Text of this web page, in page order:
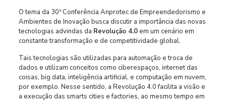
O tema da 30ª Conferência Anprotec de Empreendedorismo e
Ambientes de Inovação busca discutir a importância das novas
tecnologias advindas da Revolução 4.0em um cenário em
constante transformação e de competitividade global.
Tais tecnologias são utilizadas para automação e troca de
dados e utilizam conceitos como ciberespaços, internet das
coisas, big data, inteligência artificial, e computação em nuvem,
por exemplo. Nesse sentido, a Revolução 4.0 facilita a visão e
a execução das smarts cities e factories, ao mesmo tempo em